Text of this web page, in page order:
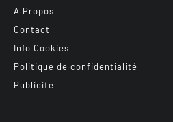
A Propos
Contact
Info Cookies
Politique de confidentialité
Publicité